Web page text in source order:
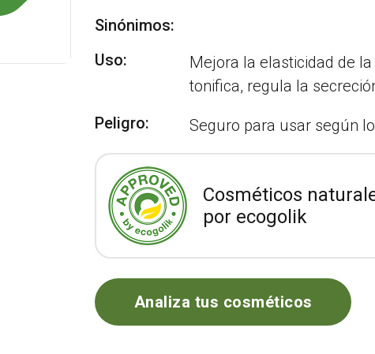
Sinónimos:
Uso:
Mejora la elasticidad de la
tonifica, regula la
Peligro:
Seguro para usar según
Cosméticos
por ecogolik
Analiza tus cosméticos